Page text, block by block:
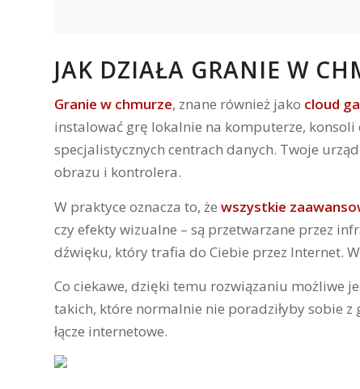
JAK DZIAŁA GRANIE W
Granie w chmurze, znane również jako cloud
instalować grę lokalnie na komputerze,
specjalistycznych centrach danych. Twoje
obrazu i kontrolera.
W praktyce oznacza to, że wszystkie
czy efekty wizualne – są przetwarzane przez
dźwięku, który trafia do Ciebie przez Internet.
Co ciekawe, dzięki temu rozwiązaniu możliwe
takich, które normalnie nie poradziłyby sobie
łącze internetowe.